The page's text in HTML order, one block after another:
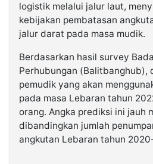
logistik melalui jalur laut,
kebijakan pembatasan
jalur darat pada masa mudik.
Berdasarkan hasil survey
Perhubungan (Balitbanghub),
pemudik yang akan
pada masa Lebaran tahun
orang. Angka prediksi ini jauh
dibandingkan jumlah
angkutan Lebaran tahun